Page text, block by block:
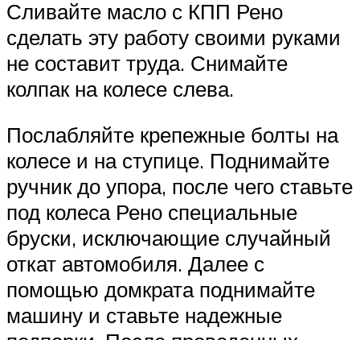
Сливайте масло с КПП Рено
сделать эту работу своими руками
не составит труда. Снимайте
колпак на колесе слева.
Послабляйте крепежные болты на
колесе и на ступице. Поднимайте
ручник до упора, после чего ставьте
под колеса Рено специальные
бруски, исключающие случайный
откат автомобиля. Далее с
помощью домкрата поднимайте
машину и ставьте надежные